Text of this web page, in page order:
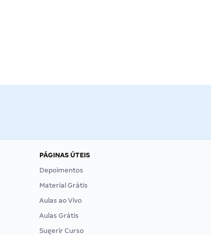
PÁGINAS ÚTEIS
Depoimentos
Material Grátis
Aulas ao Vivo
Aulas Grátis
Sugerir Curso